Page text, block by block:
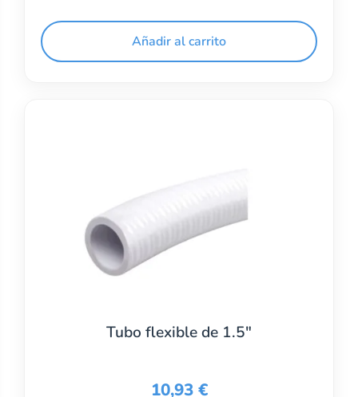
Añadir al carrito
Tubo flexible de 1.5″
10,93 €